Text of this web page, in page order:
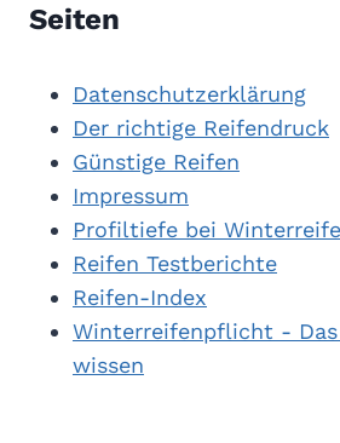
Seiten
Datenschutzerklärung
Der richtige Reifendruck
Günstige Reifen
Impressum
Profiltiefe bei
Reifen Testberichte
Reifen-Index
Winterreifenpflicht - Das
wissen